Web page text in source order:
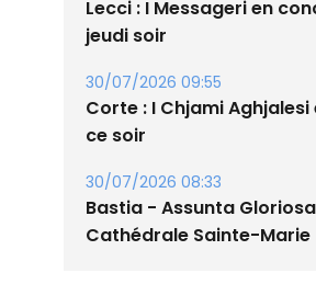
Lecci : I Messageri en
jeudi soir
30/07/2026 09:55
Corte : I Chjami
ce soir
30/07/2026 08:33
Bastia - Assunta
Cathédrale Sainte-Marie